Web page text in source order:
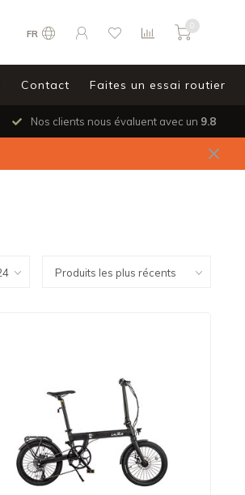
FR
0
Contact Faites un essai routier
Nos clients nous évaluent avec un 9.8